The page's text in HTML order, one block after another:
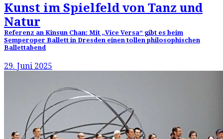
Kunst im Spielfeld von Tanz und
Natur
Referenz an Kinsun Chan: Mit „Vice Versa“ gibt es beim
Semperoper Ballett in Dresden einen tollen philosophischen
Ballettabend
29. Juni 2025